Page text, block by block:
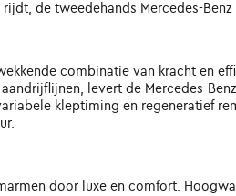
de tweedehands Mercedes-
combinatie van kracht en
levert de Mercedes-
kleptiming en regeneratief
door luxe en comfort.